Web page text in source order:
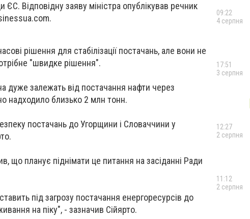
ЄС. Відповідну заяву міністра опублікував речник
рішення для стабілізації постачань, але вони не
"швидке рішення".
дуже залежать від постачання нафти через
надходило близько 2 млн тонн.
постачань до Угорщини і Словаччини у
що планує піднімати це питання на засіданні Ради
під загрозу постачання енергоресурсів до
на піку", - зазначив Сійярто.
09:22
4 серпня
17:51
3 серпня
12:27
2 серпня
11:12
2 серпня